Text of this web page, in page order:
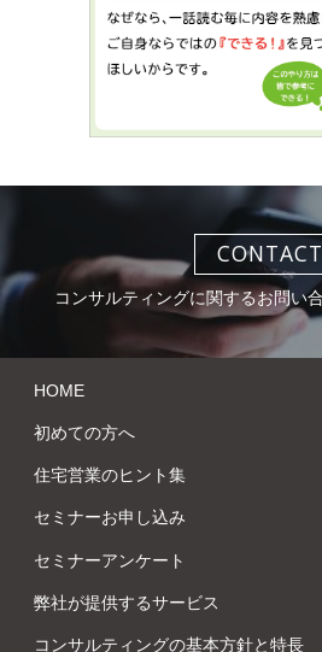
CONTACT
コンサルティングに関するお問い
HOME
初めての方へ
住宅営業のヒント集
セミナーお申し込み
セミナーアンケート
弊社が提供するサービス
コンサルティングの基本方針と特長